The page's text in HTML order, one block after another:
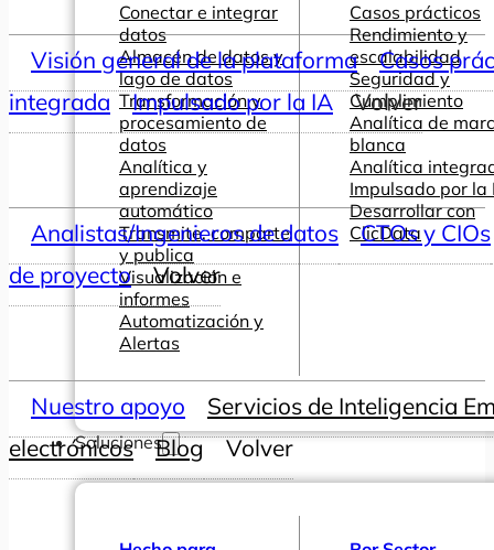
Conectar e integrar
datos
Almacén de datos y
lago de datos
Transformación y
procesamiento de
datos
Analítica y
aprendizaje
automático
Transmite, comparte
y publica
Visualización e
informes
Automatización y
Alertas
Casos prácticos
Rendimiento y
escalabilidad
Seguridad y
Cumplimiento
Analítica de
blanca
Analítica
Impulsado por la
Desarrollar con
ClicData
Soluciones
Visión general de la plataforma
Casos
integrada
Impulsado por la IA Volver
Analistas/Ingenieros de datos
CTOs y CIOs
de proyecto
Volver
Nuestro apoyo
Servicios de Inteligencia
electrónicos
Blog Volver